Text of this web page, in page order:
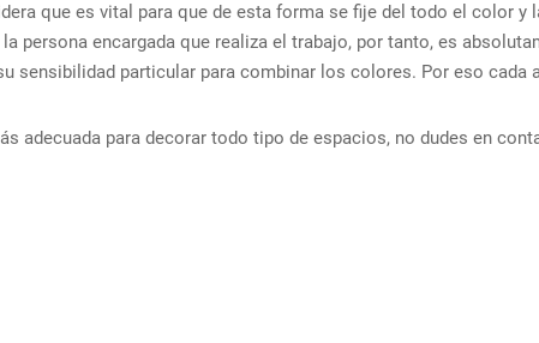
que es vital para que de esta forma se fije del todo el color y
persona encargada que realiza el trabajo, por tanto, es
sensibilidad particular para combinar los colores. Por eso cada
adecuada para decorar todo tipo de espacios, no dudes en